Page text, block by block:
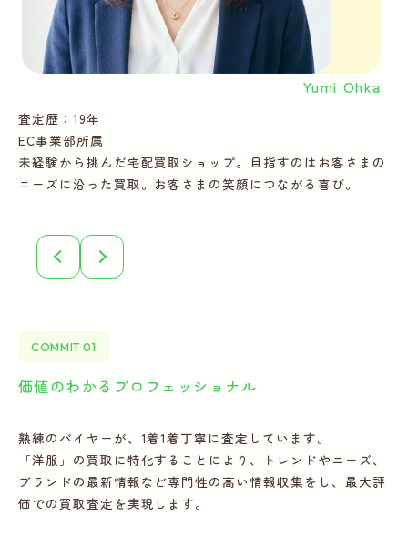
Yumi Ohka
査定歴：19年
EC事業部所属
未経験から挑んだ宅配買取ショップ。目指すのはお客さまの
ニーズに沿った買取。お客さまの笑顔につながる喜び。
COMMIT 01
価値のわかるプロフェッショナル
熟練のバイヤーが、1着1着丁寧に査定しています。
「洋服」の買取に特化することにより、トレンドやニーズ、
ブランドの最新情報など専門性の高い情報収集をし、最大評
価での買取査定を実現します。